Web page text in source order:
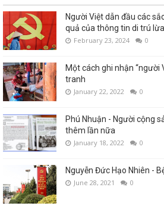
Người Việt dẫn đầu các
quả của thông tin di trú
February 23, 2024 0
Một cách ghi nhận “người
tranh
January 22, 2022 0
Phú Nhuận - Người cộng
thêm lần nữa
January 18, 2022 0
Nguyễn Đức Hạo Nhiên -
June 28, 2021 0